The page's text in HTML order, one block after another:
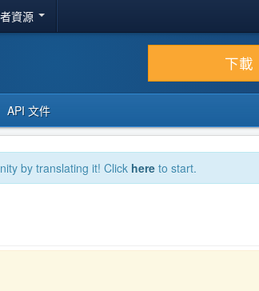
資源
下載
API 文件
by translating it! Click here to start.